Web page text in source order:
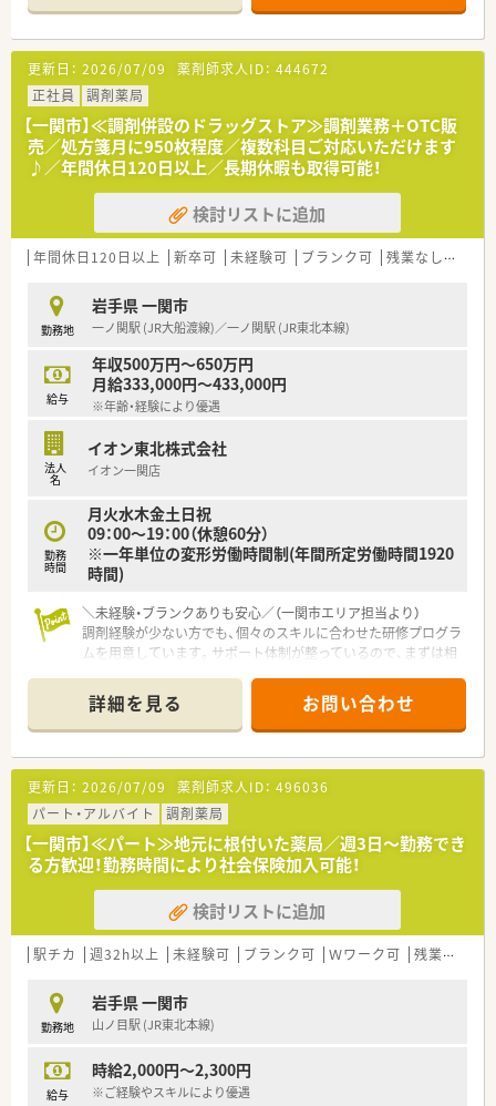
しております。
■薬剤師会、医師会との連携がしっかりできている会社です。調
剤薬局としての地域の役割を社員一人一人に理解してもらいな
がら、やりがいを感じられる現場づくりをされています。
■社員は男女比が半々。各店舗近いエリアに出店しております
ので、横のつながり、連携もできています。お休みの取りやすさ
にもつながっており、定着率がよく、腰を据えて働ける環境で
す。
内科・耳鼻科・小児科など門前以外の医療機関からも応需してい
るため、幅広く徐々に知識を身に着けることが出来ます。
い業務負担の環境です！
◆こんな方にオススメ◆
★転居を伴う異動がなく、地域に根差した薬局で働きたい方
★若手でスキルに不安があり、しっかり教えてくれる会社で働き
たい方
★ヘルプ対応に抵抗がない方
更新日： 2026/07/09 薬剤師求人ID： 444672
正社員
調剤薬局
【一関市】≪調剤併設のドラッグストア≫調剤業務＋OTC販
売／処方箋月に950枚程度／複数科目ご対応いただけます
♪／年間休日120日以上／長期休暇も取得可能！
検討リストに追加
年間休日120日以上 新卒可 未経験可 ブランク可 残業なし(ほぼなし含む)
勤務地
岩手県 一関市
一ノ関駅 (JR大船渡線)／一ノ関駅 (JR東北本線)
給与
年収500万円～650万円
月給333,000円～433,000円
※年齢・経験により優遇
法人
名
イオン東北株式会社
イオン一関店
勤務
時間
月火水木金土日祝
09：00～19：00（休憩60分）
※一年単位の変形労働時間制(年間所定労働時間1920
時間)
＼未経験・ブランクありも安心／（一関市エリア担当より）
調剤経験が少ない方でも、個々のスキルに合わせた研修プログラ
ムを用意しています。サポート体制が整っているので、まずは相
＊------------------------------------------＊
【店舗情報と応需状況について】
■最寄り駅から車で10分ほどの場所に位置している、利便性の
高い大型ショッピングセンター内にある調剤薬局です。
■処方箋は面応需で総合科目を取り扱っており、月間でおよそ
900枚から950枚程度の枚数を安定して応需しています。
■現在は常勤2名に加えてパートと派遣各1名の計4名体制で、協
力しながら日々の業務を円滑に進めている職場です。
【法人特徴について】
■国内最大級の小売業グループとして強固な経営基盤を誇り、全
国のショッピングモール内に薬局を展開しています。
■ショッピングモールを地域医療の拠点と捉えて、調剤を核とし
た健康のトータルサポートを積極的に推進しています。
け、地域社会のニーズを先取りした店舗運営が特徴です。
【こんな方が活躍中】
ルに合わせて働き方を選択しながら活躍しています。
■調剤だけでなくOTC販売を通じてカウンセリング力を磨き、地
詳細を見る お問い合わせ
更新日： 2026/07/09 薬剤師求人ID： 496036
パート・アルバイト
調剤薬局
【一関市】≪パート≫地元に根付いた薬局／週3日～勤務でき
る方歓迎！勤務時間により社会保険加入可能！
検討リストに追加
駅チカ 週32h以上 未経験可 ブランク可 Ｗワーク可 残業なし(ほぼなし含む)
勤務地
岩手県 一関市
山ノ目駅 (JR東北本線)
給与
時給2,000円～2,300円
※ご経験やスキルにより優遇